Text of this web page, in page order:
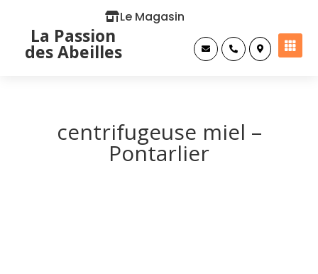
Le Magasin
La Passion
des Abeilles    
centrifugeuse miel –
Pontarlier